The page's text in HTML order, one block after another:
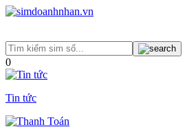
0
Tin tức